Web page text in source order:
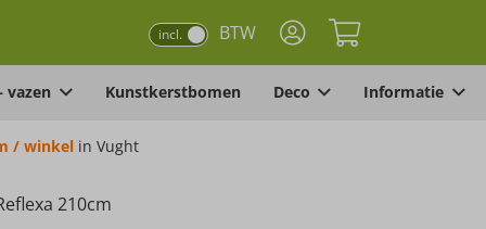
incl. BTW
vazen Kunstkerstbomen Deco Informatie
/ winkel in Vught
210cm